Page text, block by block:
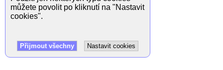
můžete povolit po kliknutí na "Nastavit
cookies".
Přijmout všechny Nastavit cookies